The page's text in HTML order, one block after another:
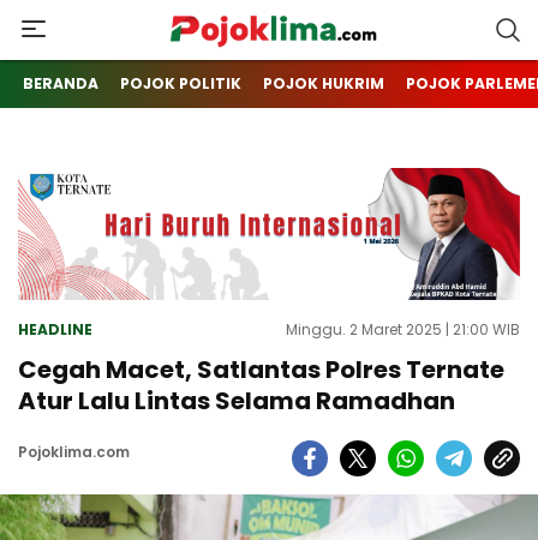
pojoklima.com
Mojokin
BERANDA POJOK POLITIK POJOK HUKRIM POJOK
HEADLINE Minggu. 2 Maret 2025 | 21:00 WIB
Cegah Macet, Satlantas Polres Ternate
Atur Lalu Lintas Selama Ramadhan
Pojoklima.com